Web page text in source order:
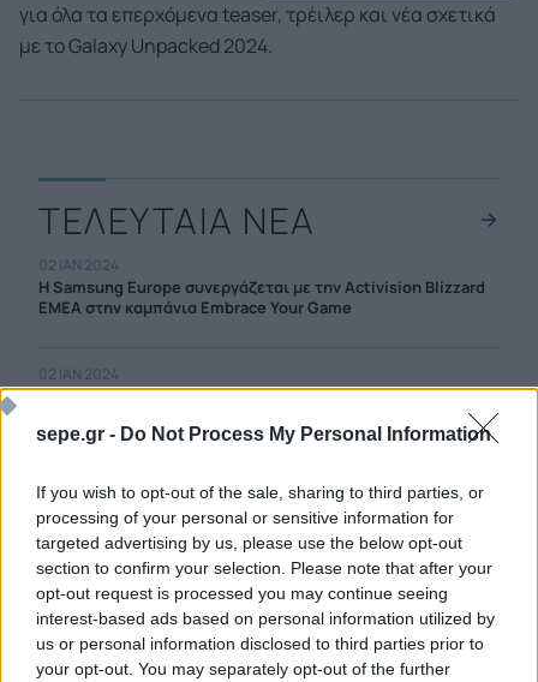
sepe.gr - Do Not Process My Personal Information
If you wish to opt-out of the sale, sharing to third parties, or
processing of your personal or sensitive information for
targeted advertising by us, please use the below opt-out
section to confirm your selection. Please note that after your
opt-out request is processed you may continue seeing
interest-based ads based on personal information utilized by
us or personal information disclosed to third parties prior to
your opt-out. You may separately opt-out of the further
για όλα τα επερχόμενα teaser, τρέιλερ και νέα σχετικά
με το Galaxy Unpacked 2024.
ΤΕΛΕΥΤΑΙΑ ΝΕΑ
02 ΙΑΝ 2024
Η Samsung Europe συνεργάζεται με την Activision Blizzard
EMEA στην καμπάνια Embrace Your Game
02 ΙΑΝ 2024
Περισσότερες από κάθε προηγούμενη χρονιά οι Startups
του C-Lab που θα παρουσιάσει η Samsung στη CES 2024
20 ΔΕΚ 2023
Η Samsung Electronics Hellas ήταν και φέτος Χρυσός
Χορηγός του Digital Economy Forum 2023
04 ΔΕΚ 2023
Η Samsung φέρνει στην τηλεόραση The Frame, έργα του
θρυλικού καλλιτέχνη Keith Haring